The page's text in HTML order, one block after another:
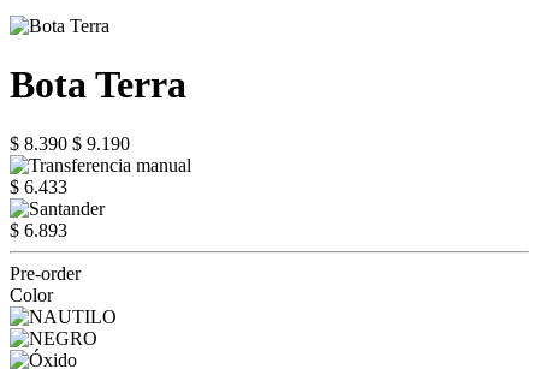
Bota Terra
$ 8.390 $ 9.190
$ 6.433
$ 6.893
Pre-order
Color